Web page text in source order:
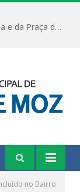
Últimos detalhes para a entrega da nova Orla e da Praça do Praião
no Bairro